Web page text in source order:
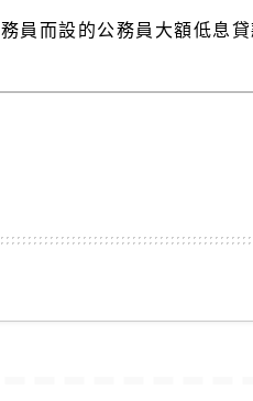
員而設的公務員大額低息貸